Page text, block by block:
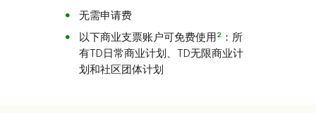
无需申请费
以下商业支票账户可免费使用 2
：所
有TD日常商业计划、TD无限商业计
划和社区团体计划